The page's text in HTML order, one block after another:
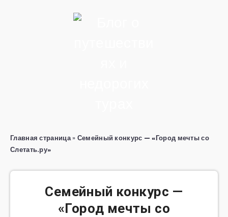
Главная страница» Семейный конкурс — «Город мечты со
Слетать.ру»
Семейный конкурс —
«Город мечты со